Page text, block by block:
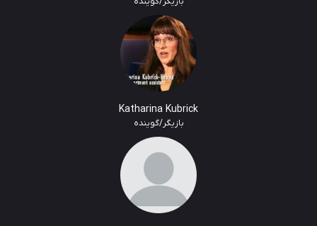
Katharina Kubrick
بازیگر/گوینده